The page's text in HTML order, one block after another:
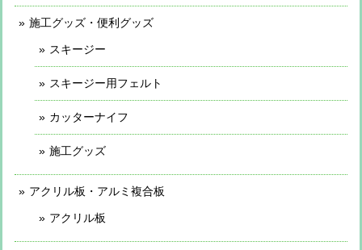
施工グッズ・便利グッズ
スキージー
スキージー用フェルト
カッターナイフ
施工グッズ
アクリル板・アルミ複合板
アクリル板